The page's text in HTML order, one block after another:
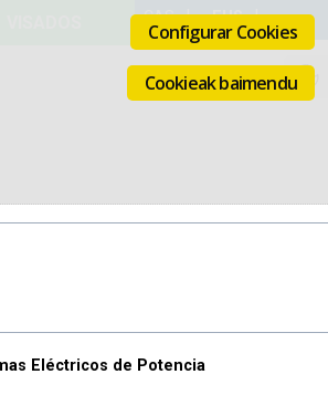
Configurar Cookies
Cookieak baimendu
Eléctricos de Potencia